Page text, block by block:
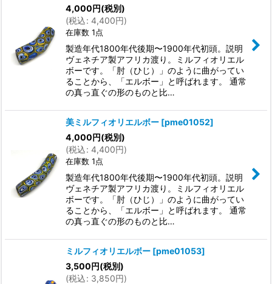
4,000円(税別)
(税込: 4,400円)
在庫数 1点
製造年代1800年代後期〜1900年代初頭。説明
ヴェネチア製アフリカ渡り。ミルフィオリエル
ボーです。「肘（ひじ）」のように曲がってい
ることから、「エルボー」と呼ばれます。 通常
の真っ直ぐの形のものと比…
美ミルフィオリエルボー [pme01052]
4,000円(税別)
(税込: 4,400円)
在庫数 1点
製造年代1800年代後期〜1900年代初頭。説明
ヴェネチア製アフリカ渡り。ミルフィオリエル
ボーです。「肘（ひじ）」のように曲がってい
ることから、「エルボー」と呼ばれます。 通常
の真っ直ぐの形のものと比…
ミルフィオリエルボー [pme01053]
3,500円(税別)
(税込: 3,850円)